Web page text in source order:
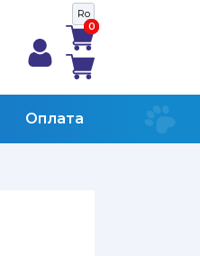
Ro
0
0
Оплата